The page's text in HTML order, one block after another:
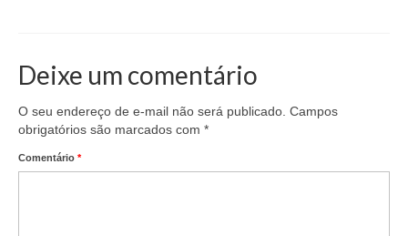
Deixe um comentário
O seu endereço de e-mail não será publicado. Campos
obrigatórios são marcados com *
Comentário *